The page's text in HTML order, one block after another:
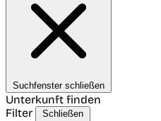
Suchfenster schließen
Unterkunft finden
Filter
Schließen